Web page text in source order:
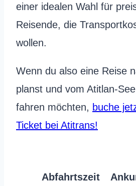
einer idealen Wahl für
Reisende, die
wollen.
Wenn du also eine Reise
planst und vom Atitlan-
fahren möchten, buche
Ticket bei Atitrans!
Abfahrtszeit